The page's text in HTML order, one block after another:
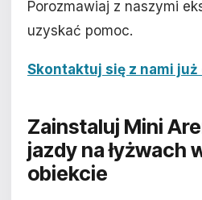
Porozmawiaj z naszymi
uzyskać pomoc.
Skontaktuj się z nami już
Zainstaluj Mini
jazdy na łyżwach
obiekcie